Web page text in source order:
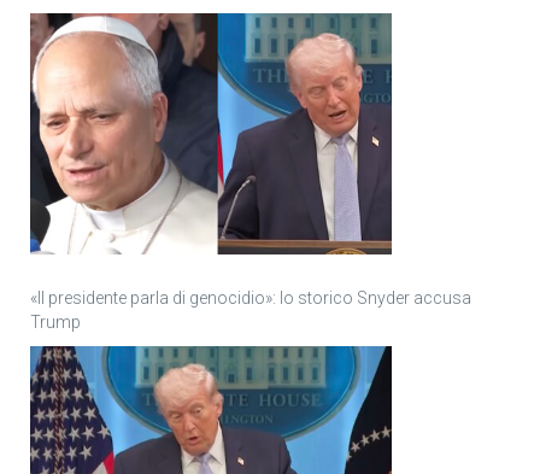
«Il presidente parla di genocidio»: lo storico Snyder accusa
Trump